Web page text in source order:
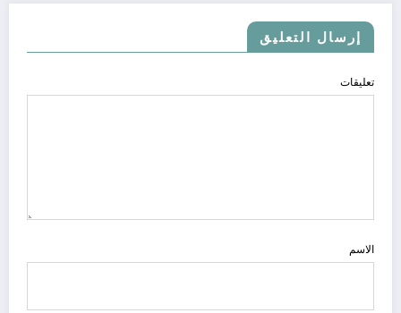
إرسال التعليق
تعليقات
الاسم